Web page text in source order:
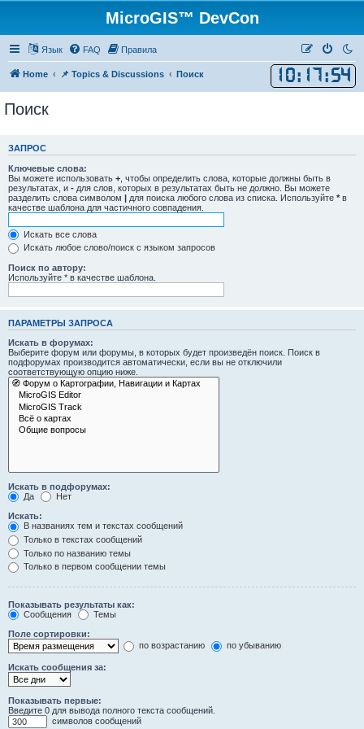
MicroGIS™ DevCon
Язык FAQ Правила
Home 📌 Topics & Discussions Поиск 10: 17:54
Поиск
ЗАПРОС
Ключевые слова:
Вы можете использовать + , чтобы определить слова, которые должны быть в
результатах, и - для слов, которых в результатах быть не должно. Вы можете
разделить слова символом | для поиска любого слова из списка. Используйте * в
качестве шаблона для частичного совпадения.
Искать все слова
Искать любое слово/поиск с языком запросов
Поиск по автору:
Используйте * в качестве шаблона.
ПАРАМЕТРЫ ЗАПРОСА
Искать в форумах:
Выберите форум или форумы, в которых будет произведён поиск. Поиск в
подфорумах производится автоматически, если вы не отключили
соответствующую опцию ниже.
Искать в подфорумах:
Да
Нет
Искать:
В названиях тем и текстах сообщений
Только в текстах сообщений
Только по названию темы
Только в первом сообщении темы
Показывать результаты как:
Сообщения
Темы
Поле сортировки:
по возрастанию
по убыванию
Искать сообщения за:
Показывать первые:
Введите 0 для вывода полного текста сообщений.
символов сообщений